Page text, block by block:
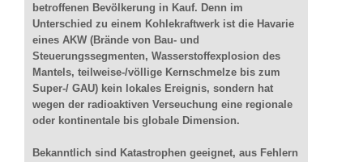
betroffenen Bevölkerung in Kauf. Denn im
Unterschied zu einem Kohlekraftwerk ist die Havarie
eines AKW (Brände von Bau- und
Steuerungssegmenten, Wasserstoffexplosion des
Mantels, teilweise-/völlige Kernschmelze bis zum
Super-/ GAU) kein lokales Ereignis, sondern hat
wegen der radioaktiven Verseuchung eine regionale
oder kontinentale bis globale Dimension.
Bekanntlich sind Katastrophen geeignet, aus Fehlern